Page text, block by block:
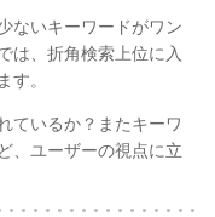
ないキーワードがワン
は、折角検索上位に入
す。
ているか？またキーワ
、ユーザーの視点に立